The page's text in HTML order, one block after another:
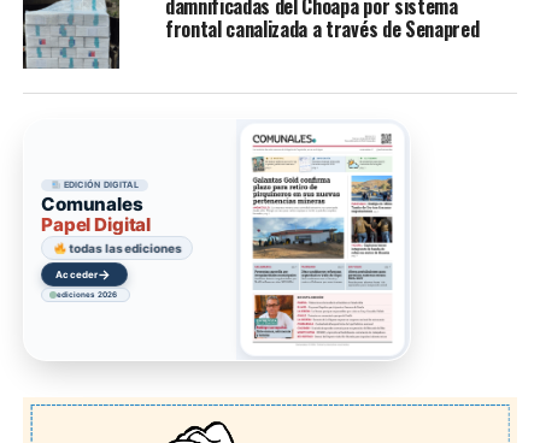
damnificadas del Choapa por sistema
frontal canalizada a través de Senapred
EDICIÓN DIGITAL
Comunales
Papel Digital
todas las ediciones
Acceder→
ediciones 2026